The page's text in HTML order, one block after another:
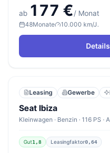
ab 177 €/ Monat
48Monate 10.000 km/J.
Leasing Gewerbe
Seat Ibiza
Kleinwagen · Benzin · 116 PS
Gut1,8 Leasingfaktor0,64